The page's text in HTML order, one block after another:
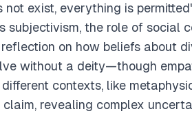
not exist, everything is
subjectivism, the role of social
on how beliefs about
without a deity—though
contexts, like
claim, revealing complex